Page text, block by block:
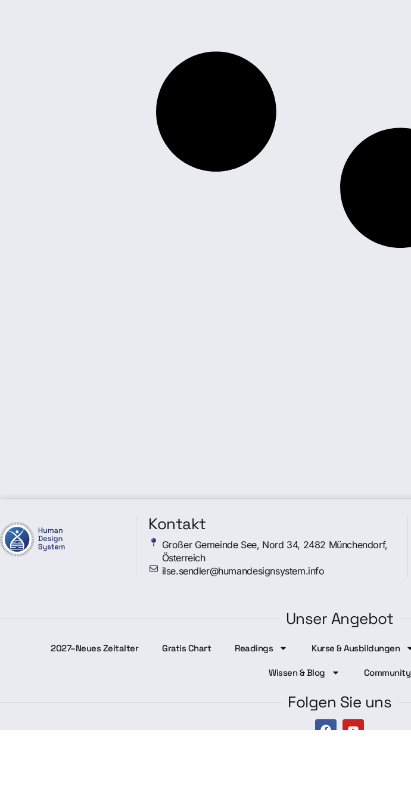
Kontakt
Großer Gemeinde See, Nord 34, 2482 Münchendorf,
Österreich
ilse.sendler@humandesignsystem.info
Unser Angebot
2027–Neues Zeitalter Gratis Chart Readings Kurse & Ausbildungen
Wissen & Blog Community
Folgen Sie uns